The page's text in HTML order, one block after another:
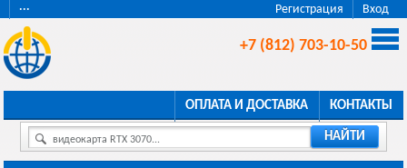
Регистрация Вход
···
+7 (812) 703-10-50
ОПЛАТА И ДОСТАВКА КОНТАКТЫ
видеокарта RTX 3070... НАЙТИ